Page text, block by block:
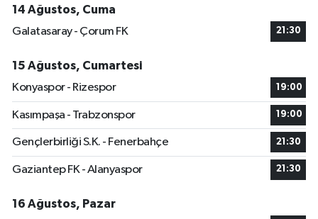
14 Ağustos, Cuma
Galatasaray - Çorum FK
21:30
15 Ağustos, Cumartesi
Konyaspor - Rizespor
19:00
Kasımpaşa - Trabzonspor 19:00
Gençlerbirliği S.K. - Fenerbahçe 21:30
Gaziantep FK - Alanyaspor 21:30
16 Ağustos, Pazar